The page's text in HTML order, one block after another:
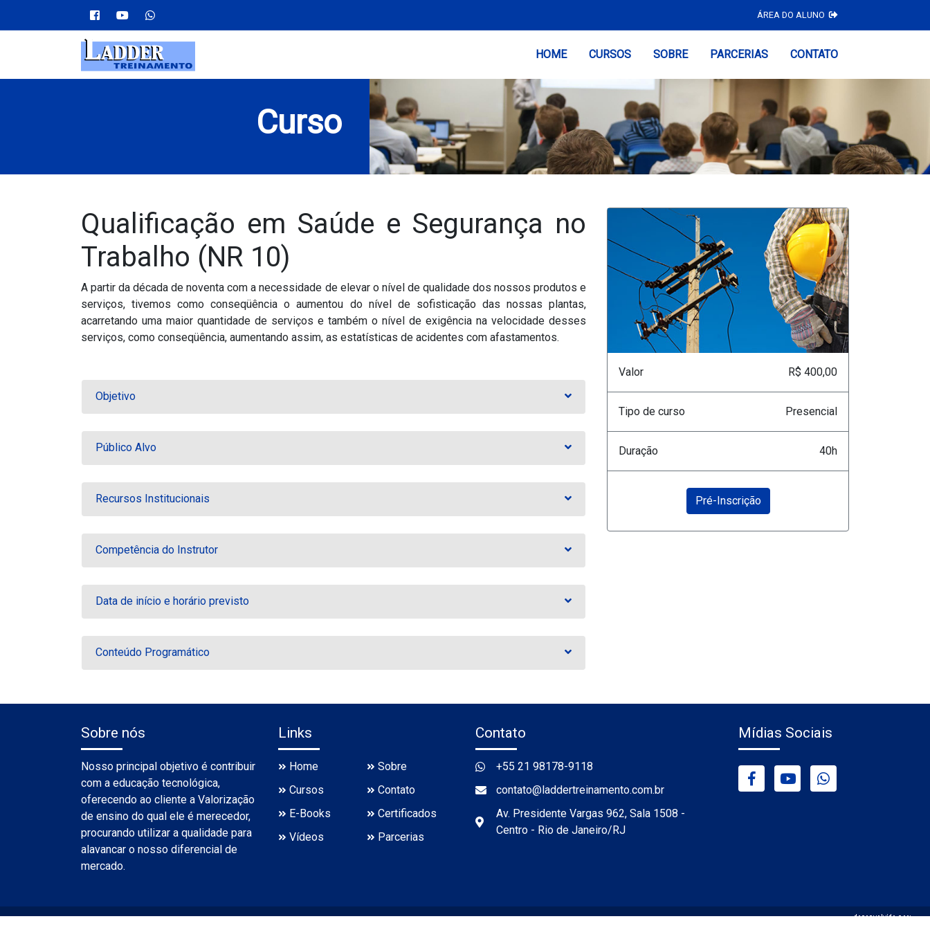
ÁREA DO ALUNO
HOME(current)CURSOS SOBRE PARCERIAS CONTATO
Curso
Qualificação em Saúde e Segurança no
Trabalho (NR 10)
A partir da década de noventa com a necessidade de elevar o nível de qualidade dos nossos produtos e
serviços, tivemos como conseqüência o aumentou do nível de sofisticação das nossas plantas,
acarretando uma maior quantidade de serviços e também o nível de exigência na velocidade desses
serviços, como conseqüência, aumentando assim, as estatísticas de acidentes com afastamentos.
Objetivo
Público Alvo
Recursos Institucionais
Competência do Instrutor
Data de início e horário previsto
Conteúdo Programático
Valor R$ 400,00
Tipo de curso Presencial
Duração 40h
Pré-Inscrição
Sobre nós
Nosso principal objetivo é contribuir
com a educação tecnológica,
oferecendo ao cliente a Valorização
de ensino do qual ele é merecedor,
procurando utilizar a qualidade para
alavancar o nosso diferencial de
mercado.
Links
Home
Sobre
Cursos
Contato
E-Books
Certificados
Vídeos
Parcerias
Contato
+55 21 98178-9118
contato@laddertreinamento.com.br
Av. Presidente Vargas 962, Sala 1508 -
Centro - Rio de Janeiro/RJ
Mídias Sociais